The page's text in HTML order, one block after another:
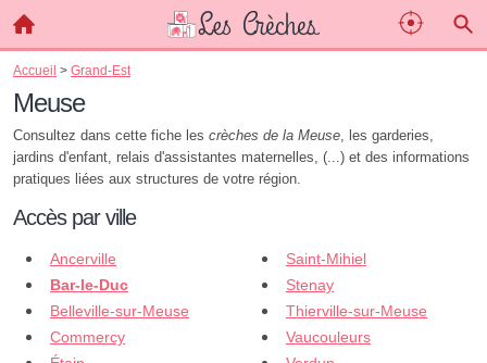
Accueil > Grand-Est
Meuse
Consultez dans cette fiche les crèches de la Meuse, les garderies,
jardins d'enfant, relais d'assistantes maternelles, (...) et des informations
pratiques liées aux structures de votre région.
Accès par ville
Ancerville
Bar-le-Duc
Belleville-sur-Meuse
Commercy
Saint-Mihiel
Stenay
Thierville-sur-Meuse
Vaucouleurs